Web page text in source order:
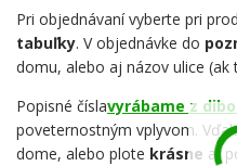
Pri objednávaní vyberte pri
tabuľky. V objednávke do
domu, alebo aj názov ulice
Popisné číslavyrábame z
poveternostným vplyvom.
dome, alebo plote krásne aj